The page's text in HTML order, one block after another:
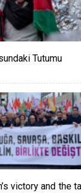
Tutumu
victory and the